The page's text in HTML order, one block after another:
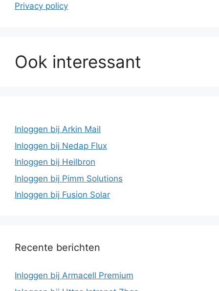
Privacy policy
Ook interessant
Inloggen bij Arkin Mail
Inloggen bij Nedap Flux
Inloggen bij Heilbron
Inloggen bij Pimm Solutions
Inloggen bij Fusion Solar
Recente berichten
Inloggen bij Armacell Premium